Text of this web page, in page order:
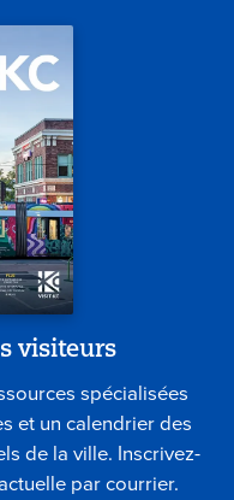
visiteurs
spécialisées
et un calendrier des
de la ville. Inscrivez-
par courrier.